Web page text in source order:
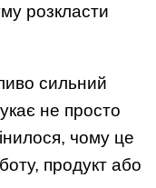
розкласти
сильний
не просто
чому це
продукт або